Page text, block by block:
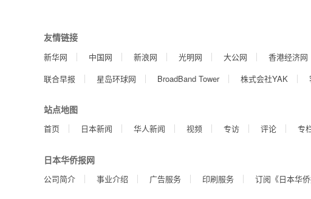
友情链接
新华网 中国网 新浪网 光明网 大公网 香港经济网
联合早报
星岛环球网 BroadBand Tower 株式会社YAK
站点地图
首页 日本新闻 华人新闻 视频 专访 评论 专
日本华侨报网
公司简介 事业介绍 广告服务 印刷服务 订阅《日本华侨